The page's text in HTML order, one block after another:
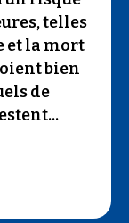
telles
et la mort
bien
de